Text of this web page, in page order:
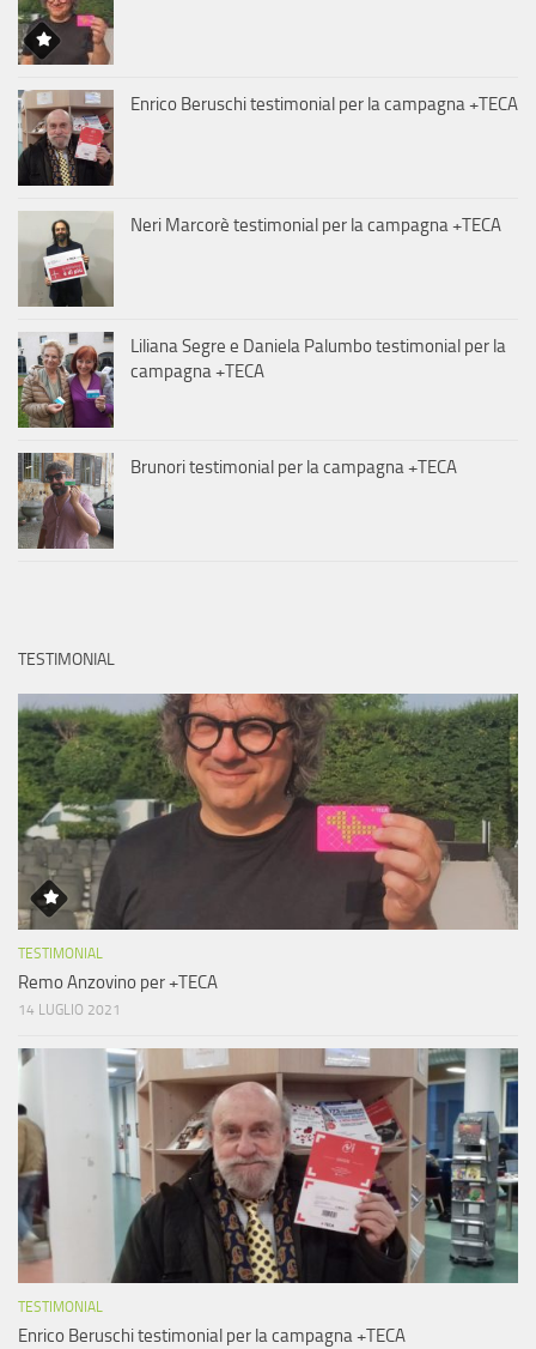
Enrico Beruschi testimonial per la campagna +TECA
Neri Marcorè testimonial per la campagna +TECA
Liliana Segre e Daniela Palumbo testimonial per la
campagna +TECA
Brunori testimonial per la campagna +TECA
TESTIMONIAL
TESTIMONIAL
Remo Anzovino per +TECA
14 LUGLIO 2021
TESTIMONIAL
Enrico Beruschi testimonial per la campagna +TECA